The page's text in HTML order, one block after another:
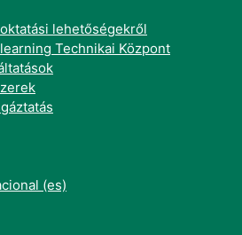
lehetőségekről
Technikai Központ
‎(es)‎